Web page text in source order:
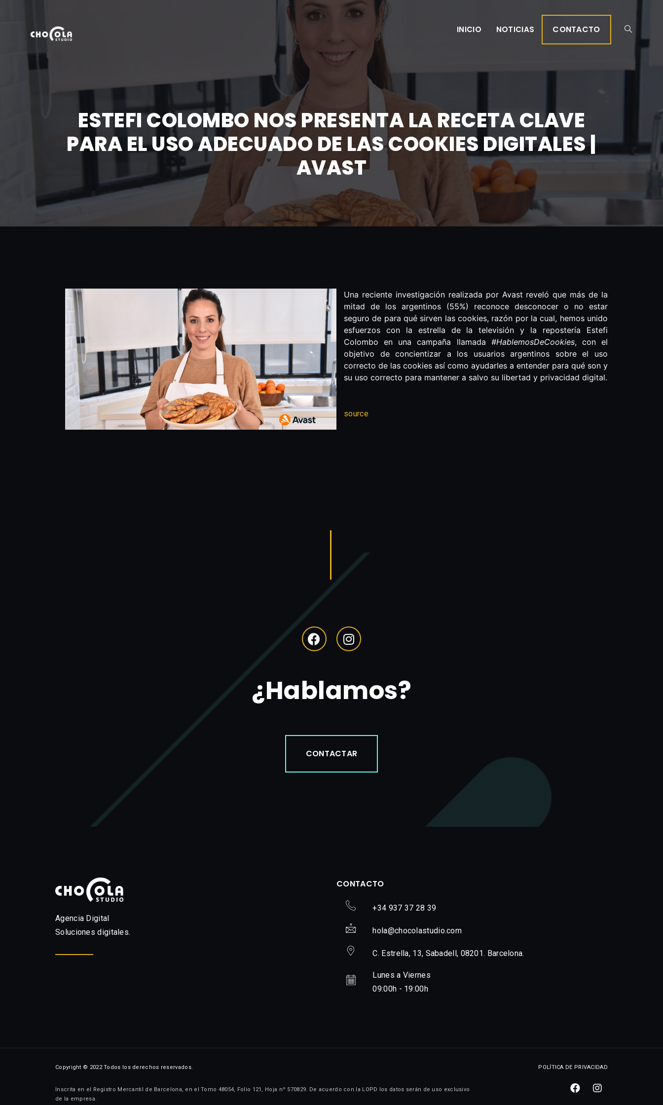
INICIO NOTICIAS CONTACTO
ESTEFI COLOMBO NOS PRESENTA LA RECETA CLAVE
PARA EL USO ADECUADO DE LAS COOKIES DIGITALES |
AVAST
Una reciente investigación realizada por Avast reveló que más de la
mitad de los argentinos (55%) reconoce desconocer o no estar
seguro de para qué sirven las cookies, razón por la cual, hemos unido
esfuerzos con la estrella de la televisión y la repostería Estefi
Colombo en una campaña llamada #HablemosDeCookies, con el
objetivo de concientizar a los usuarios argentinos sobre el uso
correcto de las cookies así como ayudarles a entender para qué son y
su uso correcto para mantener a salvo su libertad y privacidad digital.
source
¿Hablamos?
CONTACTAR
Agencia Digital
Soluciones digitales.
CONTACTO
+34 937 37 28 39
hola@chocolastudio.com
C. Estrella, 13, Sabadell, 08201. Barcelona.
Lunes a Viernes
09:00h - 19:00h
Copyright © 2022 Todos los derechos reservados. POLÍTICA DE PRIVACIDAD
Inscrita en el Registro Mercantil de Barcelona, en el Tomo 48054, Folio 121, Hoja nº 570829. De acuerdo con la LOPD los datos serán de uso exclusivo
de la empresa.